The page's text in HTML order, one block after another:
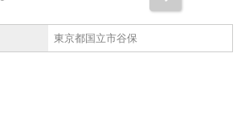
東京都国立市谷保